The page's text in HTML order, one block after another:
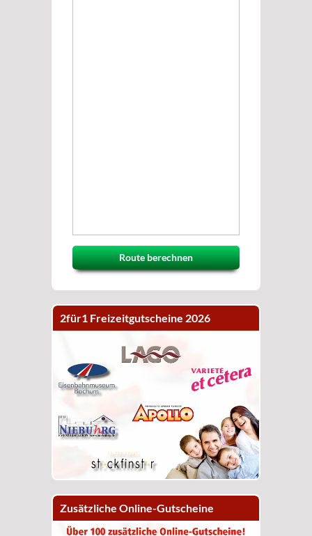
Route berechnen
2für1 Freizeitgutscheine 2026
Zusätzliche Online-Gutscheine